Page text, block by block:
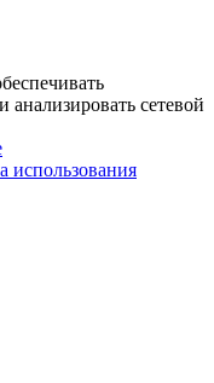
сетевой
использования